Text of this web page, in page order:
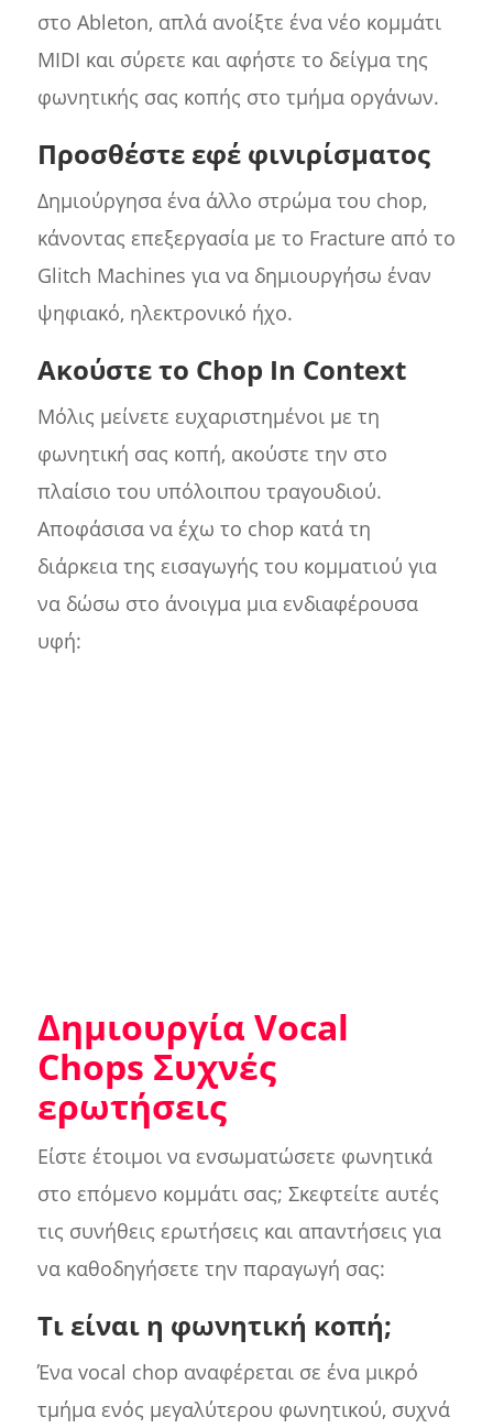
στο Ableton, απλά ανοίξτε ένα νέο κομμάτι
MIDI και σύρετε και αφήστε το δείγμα της
φωνητικής σας κοπής στο τμήμα οργάνων.
Προσθέστε εφέ φινιρίσματος
Δημιούργησα ένα άλλο στρώμα του chop,
κάνοντας επεξεργασία με το Fracture από το
Glitch Machines για να δημιουργήσω έναν
ψηφιακό, ηλεκτρονικό ήχο.
Ακούστε το Chop In Context
Μόλις μείνετε ευχαριστημένοι με τη
φωνητική σας κοπή, ακούστε την στο
πλαίσιο του υπόλοιπου τραγουδιού.
Αποφάσισα να έχω το chop κατά τη
διάρκεια της εισαγωγής του κομματιού για
να δώσω στο άνοιγμα μια ενδιαφέρουσα
υφή:
Δημιουργία Vocal
Chops Συχνές
ερωτήσεις
Είστε έτοιμοι να ενσωματώσετε φωνητικά
στο επόμενο κομμάτι σας; Σκεφτείτε αυτές
τις συνήθεις ερωτήσεις και απαντήσεις για
να καθοδηγήσετε την παραγωγή σας:
Τι είναι η φωνητική κοπή;
Ένα vocal chop αναφέρεται σε ένα μικρό
τμήμα ενός μεγαλύτερου φωνητικού, συχνά